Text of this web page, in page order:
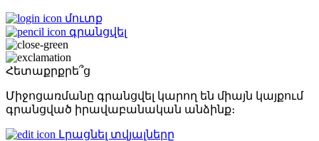
մուտք
գրանցվել
Հետաքրքրե՞ց
Միջոցառմանը գրանցվել կարող են միայն կայքում
գրանցված իրավաբանական անձինք։
Լրացնել տվյալները